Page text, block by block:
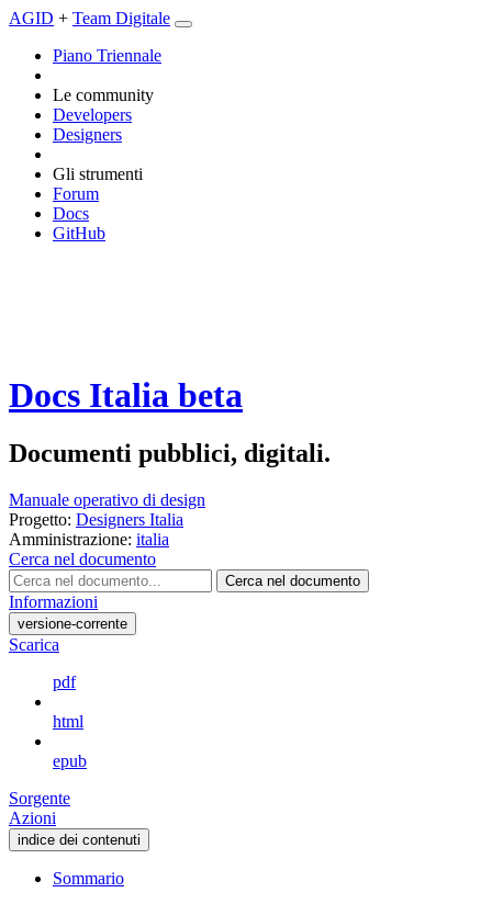
AGID + Team Digitale
Piano Triennale
Le community
Developers
Designers
Gli strumenti
Forum
Docs
GitHub
Docs Italia beta
Documenti pubblici, digitali.
Manuale operativo di design
Progetto: Designers Italia
Amministrazione: italia
Cerca nel documento
Cerca nel documento
Informazioni
versione-corrente
Scarica
pdf
html
epub
Sorgente
Azioni
indice dei contenuti
Sommario